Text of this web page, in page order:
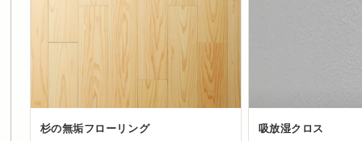
杉の無垢フローリング 吸放湿クロス